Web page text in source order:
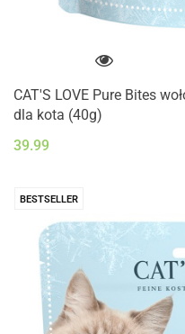
CAT'S LOVE Pure Bites
dla kota (40g)
39.99
BESTSELLER